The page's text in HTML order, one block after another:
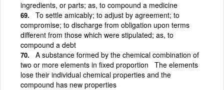
ingredients, or parts; as, to compound a medicine
To settle amicably; to adjust by agreement; to
compromise; to discharge from obligation upon terms
different from those which were stipulated; as, to
compound a debt
A substance formed by the chemical combination of
two or more elements in fixed proportion The elements
lose their individual chemical properties and the
compound has new properties